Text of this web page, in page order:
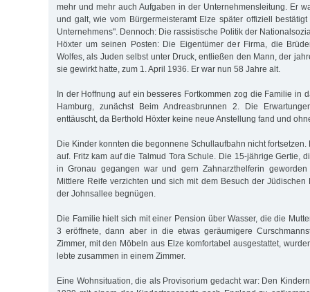
mehr und mehr auch Aufgaben in der Unternehmensleitung. Er
und galt, wie vom Bürgermeisteramt Elze später offiziell
Unternehmens". Dennoch: Die rassistische Politik der
Höxter um seinen Posten: Die Eigentümer der Firma, die
Wolfes, als Juden selbst unter Druck, entließen den Mann, der
sie gewirkt hatte, zum 1. April 1936. Er war nun 58 Jahre alt.
In der Hoffnung auf ein besseres Fortkommen zog die Familie in
Hamburg, zunächst Beim Andreasbrunnen 2. Die
enttäuscht, da Berthold Höxter keine neue Anstellung fand und
Die Kinder konnten die begonnene Schullaufbahn nicht
auf. Fritz kam auf die Talmud Tora Schule. Die 15-jährige Gertie,
in Gronau gegangen war und gern Zahnarzthelferin
Mittlere Reife verzichten und sich mit dem Besuch der Jüdischen
der Johnsallee begnügen.
Die Familie hielt sich mit einer Pension über Wasser, die die
3 eröffnete, dann aber in die etwas geräumigere
Zimmer, mit den Möbeln aus Elze komfortabel ausgestattet,
lebte zusammen in einem Zimmer.
Eine Wohnsituation, die als Provisorium gedacht war: Den